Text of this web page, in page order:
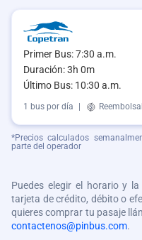
Primer Bus: 7:30 a.m.
Duración: 3h 0m
Último Bus: 10:30 a.m.
1 bus por día
*Precios calculados
parte del operador
Puedes elegir el horario y
tarjeta de crédito, débito o
quieres comprar tu pasaje
contactenos@pinbus.com.